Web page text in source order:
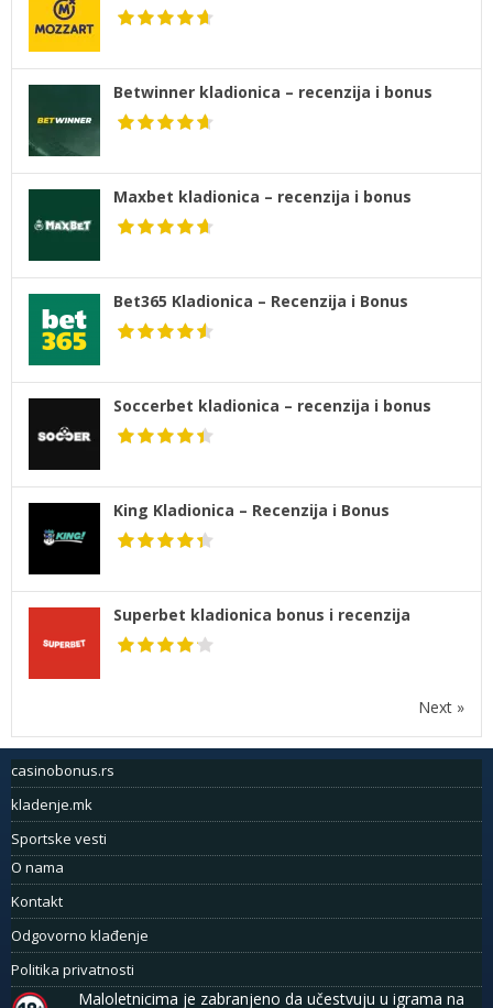
Betwinner kladionica – recenzija i bonus
Maxbet kladionica – recenzija i bonus
Bet365 Kladionica – Recenzija i Bonus
Soccerbet kladionica – recenzija i bonus
King Kladionica – Recenzija i Bonus
Superbet kladionica bonus i recenzija
Next »
casinobonus.rs
kladenje.mk
Sportske vesti
O nama
Kontakt
Odgovorno klađenje
Politika privatnosti
Maloletnicima je zabranjeno da učestvuju u igrama na